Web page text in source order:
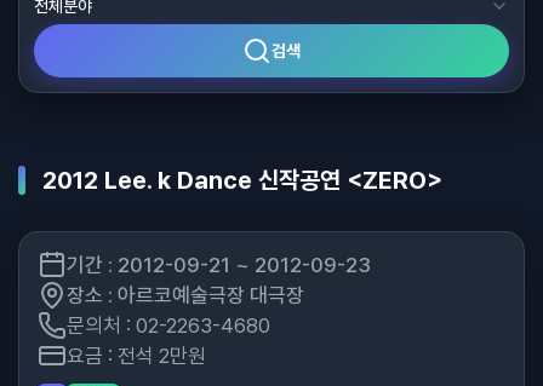
검색
2012 Lee. k Dance 신작공연 <ZERO>
기간 : 2012-09-21 ~ 2012-09-23
장소 : 아르코예술극장 대극장
문의처 : 02-2263-4680
요금 : 전석 2만원